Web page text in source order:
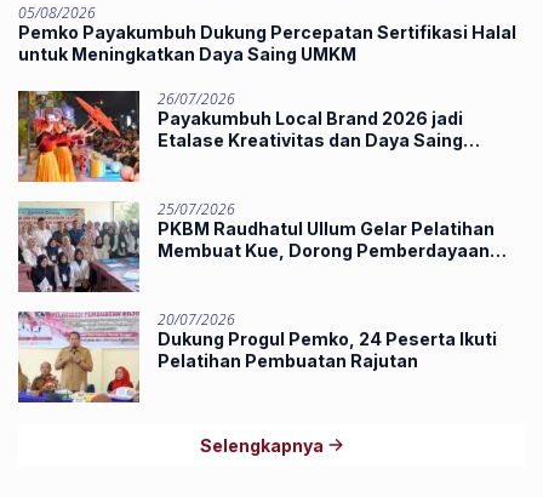
05/08/2026
Pemko Payakumbuh Dukung Percepatan Sertifikasi Halal
untuk Meningkatkan Daya Saing UMKM
26/07/2026
Payakumbuh Local Brand 2026 jadi
Etalase Kreativitas dan Daya Saing
25/07/2026
PKBM Raudhatul Ullum Gelar Pelatihan
Membuat Kue, Dorong Pemberdayaan
20/07/2026
Dukung Progul Pemko, 24 Peserta Ikuti
Pelatihan Pembuatan Rajutan
Selengkapnya